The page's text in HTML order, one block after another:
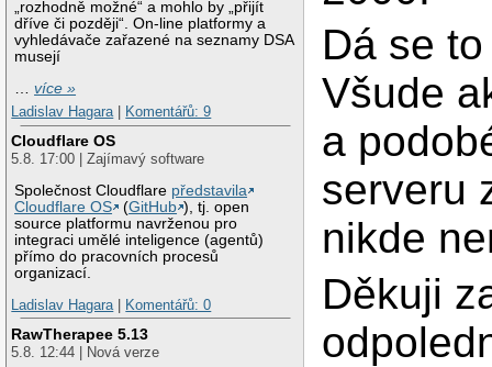
„rozhodně možné“ a mohlo by „přijít
dříve či později“. On-line platformy a
vyhledávače zařazené na seznamy DSA
musejí
…více »
Ladislav Hagara| Komentářů: 9
Cloudflare OS
5.8. 17:00 | Zajímavý software
Společnost Cloudflare představila
Cloudflare OS
(GitHub ), tj. open
source platformu navrženou pro
integraci umělé inteligence (agentů)
přímo do pracovních procesů
organizací.
Ladislav Hagara| Komentářů: 0
RawTherapee 5.13
5.8. 12:44 | Nová verze
Dá se
Všude
a
serveru
nikde
Děkuji